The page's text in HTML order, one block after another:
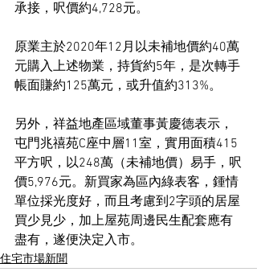
承接，呎價約4,728元。
原業主於2020年12月以未補地價約40萬
元購入上述物業，持貨約5年，是次轉手
帳面賺約125萬元，或升值約313%。
另外，祥益地產區域董事黃慶德表示，
屯門兆禧苑C座中層11室，實用面積415
平方呎，以248萬（未補地價）易手，呎
價5,976元。新買家為區內綠表客，鍾情
單位採光度好，而且考慮到2字頭的居屋
買少見少，加上屋苑周邊民生配套應有
盡有，遂便決定入市。
住宅市場新聞